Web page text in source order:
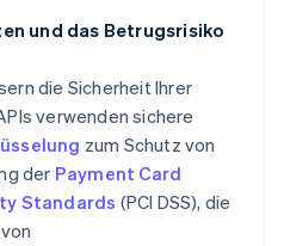
und das Betrugsrisiko
die Sicherheit Ihrer
verwenden sichere
zum Schutz von
der Payment Card
Standards (PCI DSS), die